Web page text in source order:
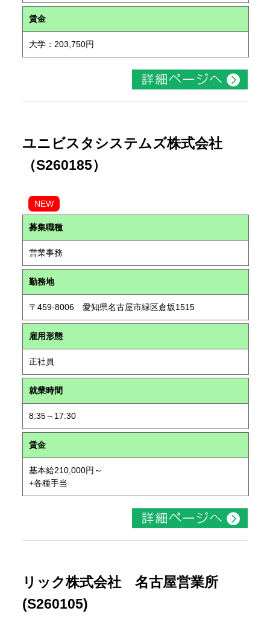
賃金
大学：203,750円
ユニビスタシステムズ株式会社
（S260185）
NEW
募集職種
営業事務
勤務地
〒459-8006 愛知県名古屋市緑区倉坂1515
雇用形態
正社員
就業時間
8:35～17:30
賃金
基本給210,000円～
+各種手当
リック株式会社 名古屋営業所
(S260105)